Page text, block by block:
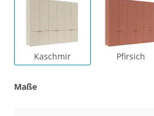
Kaschmir Pfirsich
Maße